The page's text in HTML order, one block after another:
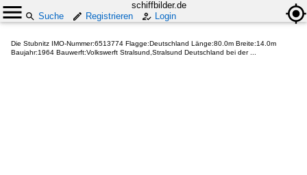
schiffbilder.de
Suche
Registrieren Login
Die Stubnitz IMO-Nummer:6513774 Flagge:Deutschland Länge:80.0m Breite:14.0m
Baujahr:1964 Bauwerft:Volkswerft Stralsund,Stralsund Deutschland bei der ...